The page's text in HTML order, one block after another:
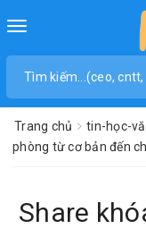
Toggle
Trang chủ tin-học-
phòng từ cơ bản đến
Share